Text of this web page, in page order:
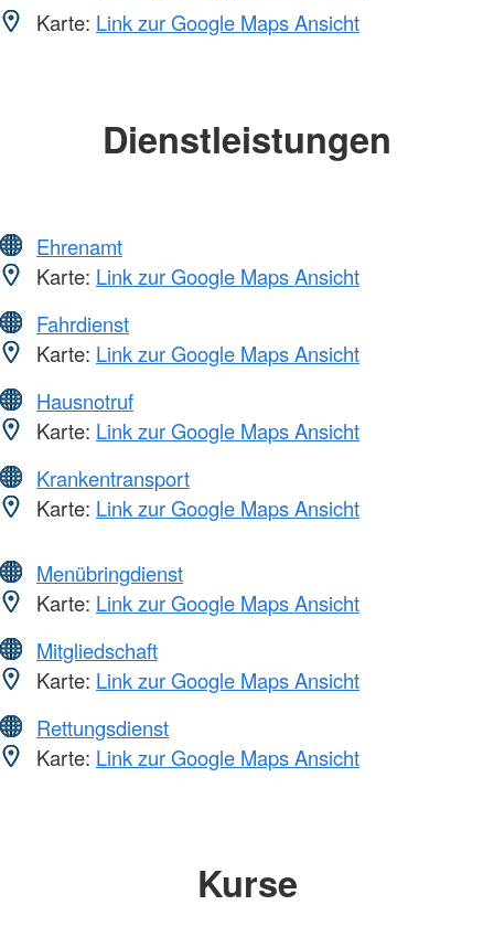
Karte: Link zur Google Maps Ansicht
Dienstleistungen
Ehrenamt
Karte: Link zur Google Maps Ansicht
Fahrdienst
Karte: Link zur Google Maps Ansicht
Hausnotruf
Karte: Link zur Google Maps Ansicht
Krankentransport
Karte: Link zur Google Maps Ansicht
Menübringdienst
Karte: Link zur Google Maps Ansicht
Mitgliedschaft
Karte: Link zur Google Maps Ansicht
Rettungsdienst
Karte: Link zur Google Maps Ansicht
Kurse